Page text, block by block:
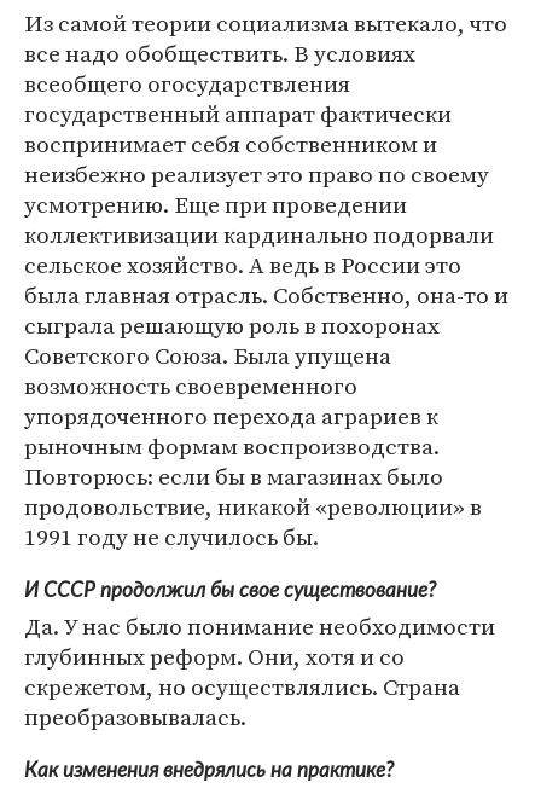
Из самой теории социализма вытекало, что
все надо обобществить. В условиях
всеобщего огосударствления
государственный аппарат фактически
воспринимает себя собственником и
неизбежно реализует это право по своему
усмотрению. Еще при проведении
коллективизации кардинально подорвали
сельское хозяйство. А ведь в России это
была главная отрасль. Собственно, она-то и
сыграла решающую роль в похоронах
Советского Союза. Была упущена
возможность своевременного
упорядоченного перехода аграриев к
рыночным формам воспроизводства.
Повторюсь: если бы в магазинах было
продовольствие, никакой «революции» в
1991 году не случилось бы.
И СССР продолжил бы свое существование?
Да. У нас было понимание необходимости
глубинных реформ. Они, хотя и со
скрежетом, но осуществлялись. Страна
преобразовывалась.
Как изменения внедрялись на практике?